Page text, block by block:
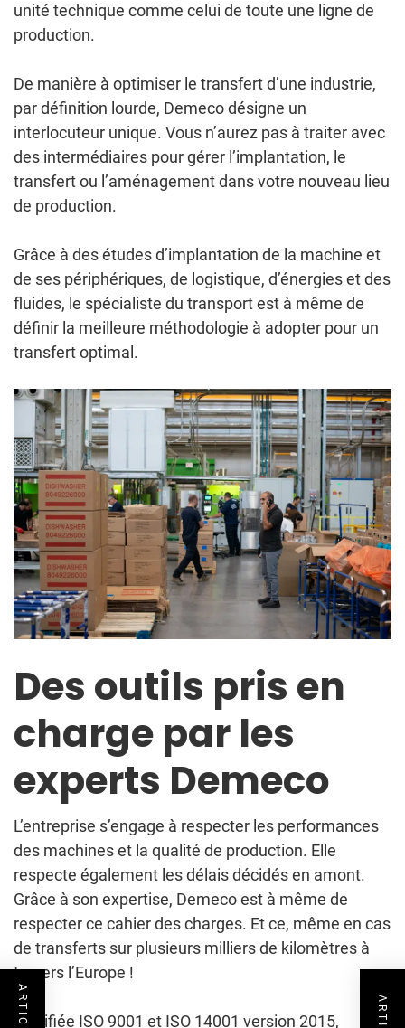
unité technique comme celui de toute une ligne de
production.
De manière à optimiser le transfert d’une industrie,
par définition lourde, Demeco désigne un
interlocuteur unique. Vous n’aurez pas à traiter avec
des intermédiaires pour gérer l’implantation, le
transfert ou l’aménagement dans votre nouveau lieu
de production.
Grâce à des études d’implantation de la machine et
de ses périphériques, de logistique, d’énergies et des
fluides, le spécialiste du transport est à même de
définir la meilleure méthodologie à adopter pour un
transfert optimal.
Des outils pris en
charge par les
experts Demeco
L’entreprise s’engage à respecter les performances
des machines et la qualité de production. Elle
respecte également les délais décidés en amont.
Grâce à son expertise, Demeco est à même de
respecter ce cahier des charges. Et ce, même en cas
de transferts sur plusieurs milliers de kilomètres à
travers l’Europe !
Certifiée ISO 9001 et ISO 14001 version 2015,